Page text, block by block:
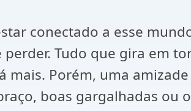
conectado a esse
Tudo que gira em
mais. Porém, uma
boas gargalhadas